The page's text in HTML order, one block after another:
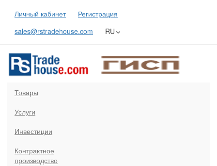
Личный кабинет
Регистрация
sales@rstradehouse.com
RU
Товары
Услуги
Инвестиции
Контрактное
производство